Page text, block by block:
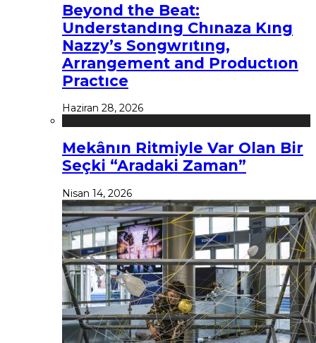
Beyond the Beat:
Understandıng Chınaza Kıng
Nazzy’s Songwrıtıng,
Arrangement and Productıon
Practıce
Haziran 28, 2026
Mekânın Ritmiyle Var Olan Bir
Seçki “Aradaki Zaman”
Nisan 14, 2026